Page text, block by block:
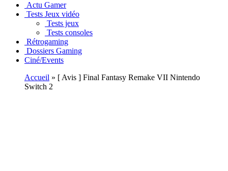
Actu Gamer
Tests Jeux vidéo
Tests jeux
Tests consoles
Rétrogaming
Dossiers Gaming
Ciné/Events
Accueil » [ Avis ] Final Fantasy Remake VII Nintendo
Switch 2